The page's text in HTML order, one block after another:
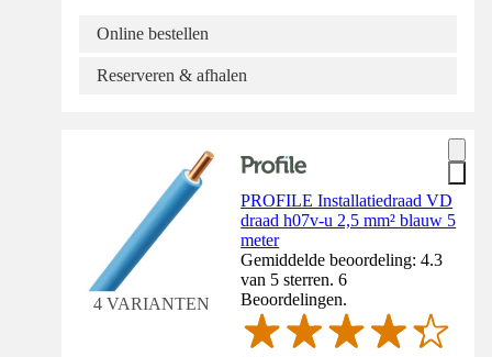
Online bestellen
Reserveren & afhalen
4 VARIANTEN
PROFILE Installatiedraad VD
draad h07v-u 2,5 mm² blauw 5
meter
Gemiddelde beoordeling: 4.3
van 5 sterren. 6
Beoordelingen.